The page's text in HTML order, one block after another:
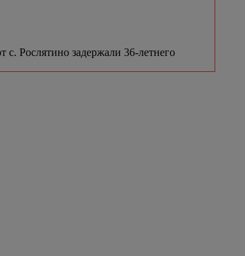
Рослятино задержали 36-летнего